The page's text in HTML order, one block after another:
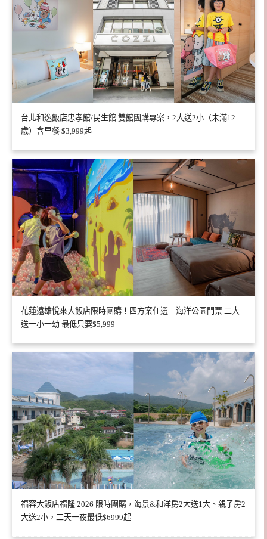
台北和逸飯店忠孝館/民生館 雙館團購專案，2大送2小（未滿12
歲）含早餐 $3,999起
花蓮遠雄悅來大飯店限時團購！四方案任選＋海洋公園門票 二大
送一小一幼 最低只要$5,999
福容大飯店福隆 2026 限時團購，海景&和洋房2大送1大、親子房2
大送2小，二天一夜最低$6999起